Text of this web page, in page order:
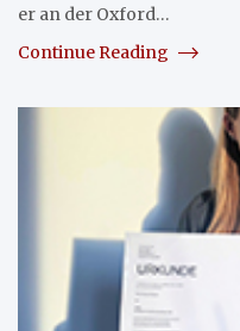
er an der Oxford…
Continue Reading